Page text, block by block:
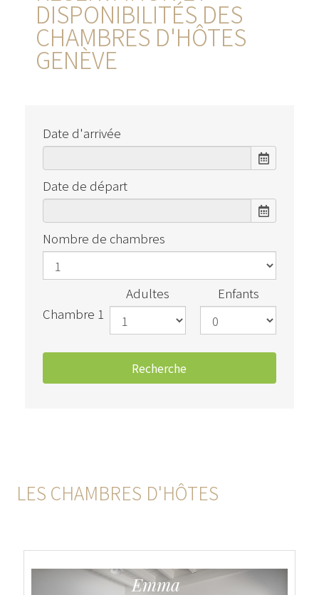
DISPONIBILITÉS DES
CHAMBRES D'HÔTES
GENÈVE
Date d'arrivée
Date de départ
Nombre de chambres
Chambre 1
Adultes Enfants
LES CHAMBRES D'HÔTES
Emma